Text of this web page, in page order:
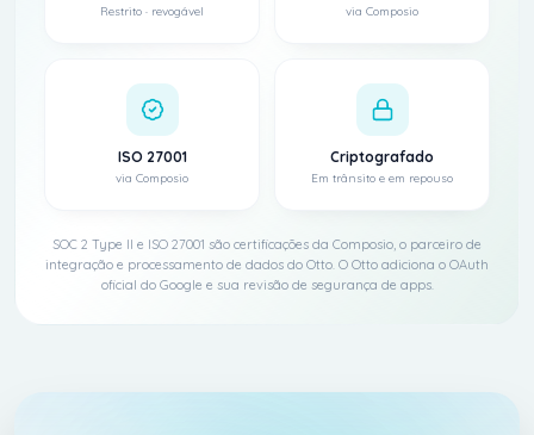
Restrito · revogável via Composio
ISO 27001
via Composio
Criptografado
Em trânsito e em repouso
SOC 2 Type II e ISO 27001 são certificações da Composio, o parceiro de
integração e processamento de dados do Otto. O Otto adiciona o OAuth
oficial do Google e sua revisão de segurança de apps.